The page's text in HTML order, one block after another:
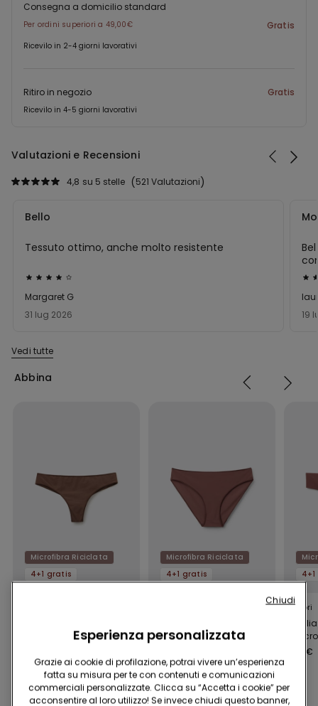
Consegna a domicilio standard
Per ordini superiori a 49,00€ Gratis
Ricevilo in 2-4 giorni lavorativi
Ritiro in negozio Gratis
Ricevilo in 4-5 giorni lavorativi
Valutazioni e Recensioni
521 Valutazioni
4,8 su 5 stelle
Valutato
4
su
31 lug 2026
Margaret G
Bello
Tessuto ottimo, anche molto resistente
5
su
19
Vedi tutte
Abbina
Microfibra Riciclata
4+1 gratis
Microfibra Riciclata
4+1 gratis
Microfibra Riciclata
9 Colori
in
5,99 €
Esperienza personalizzata
Grazie ai cookie di profilazione, potrai vivere un’esperienza
fatta su misura per te con contenuti e comunicazioni
commerciali personalizzate. Clicca su “Accetta i cookie” per
acconsentire al loro utilizzo! Se invece chiudi questo banner,
Chiudi